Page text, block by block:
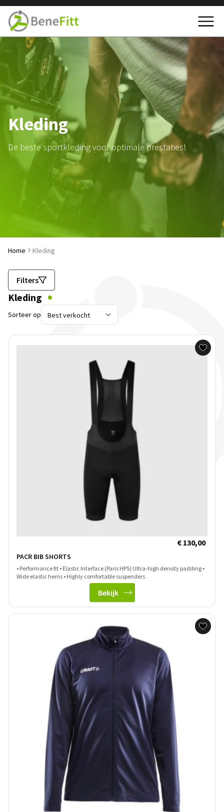
Kleding
De beste sportkleding voor optimale prestaties!
Home Kleding
Filters
Kleding
Sorteer op
€ 130,00
PACR BIB SHORTS
• Performance fit • Elastic Interface (Paris HPS) Ultra-high density padding •
Wide elastic hems • Highly comfortable suspenders
Bekijk